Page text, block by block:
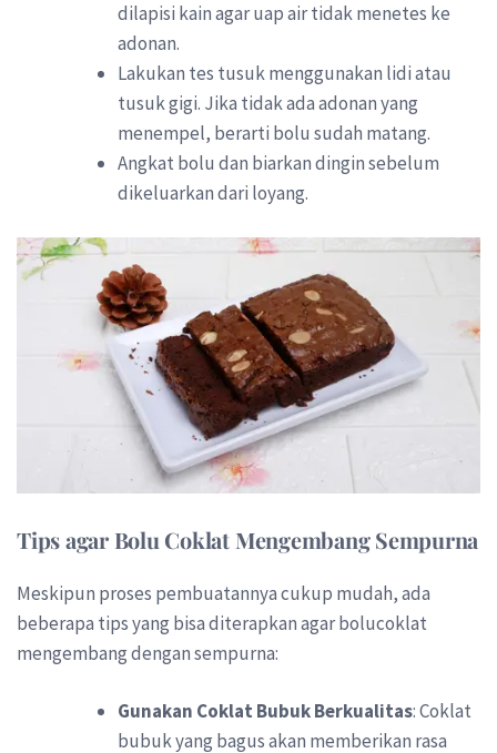
dilapisi kain agar uap air tidak menetes ke
adonan.
Lakukan tes tusuk menggunakan lidi atau
tusuk gigi. Jika tidak ada adonan yang
menempel, berarti bolu sudah matang.
Angkat bolu dan biarkan dingin sebelum
dikeluarkan dari loyang.
Tips agar Bolu Coklat Mengembang Sempurna
Meskipun proses pembuatannya cukup mudah, ada
beberapa tips yang bisa diterapkan agar bolucoklat
mengembang dengan sempurna:
Gunakan Coklat Bubuk Berkualitas: Coklat
bubuk yang bagus akan memberikan rasa